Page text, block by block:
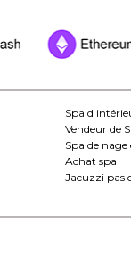
Spa d
Vendeur de
Spa de
Achat spa
Jacuzzi pas